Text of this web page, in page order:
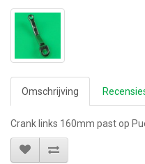
Omschrijving
Crank links 160mm past op